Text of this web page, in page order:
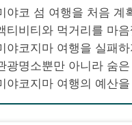
야코 섬 여행을 처음 계
티비티와 먹거리를 마
야코지마 여행을 실패
광명소뿐만 아니라 숨
야코지마 여행의 예산